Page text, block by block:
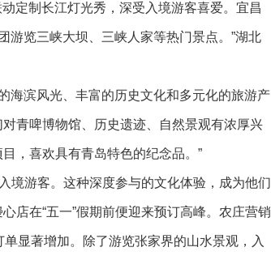
定制长江灯光秀，深受入境游客喜爱。宜昌
游览三峡大坝、三峡人家等热门景点。”湖北
海滨风光、丰富的历史文化和多元化的旅游产
青啤博物馆、历史遗迹、自然景观有浓厚兴
，喜欢具有青岛特色的纪念品。”
境游客。这种深度参与的文化体验，成为他们
店在“五一”假期前便迎来预订高峰。农庄营销
显著增加。除了游览张家界的山水景观，入